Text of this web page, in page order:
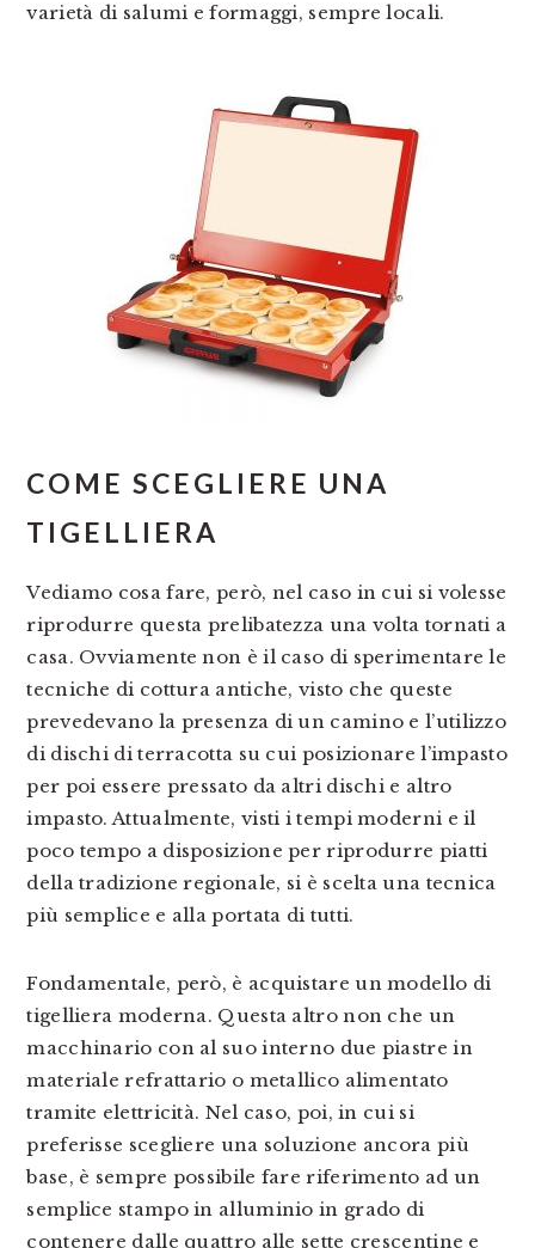
varietà di salumi e formaggi, sempre locali.
COME SCEGLIERE UNA
TIGELLIERA
Vediamo cosa fare, però, nel caso in cui si volesse
riprodurre questa prelibatezza una volta tornati a
casa. Ovviamente non è il caso di sperimentare le
tecniche di cottura antiche, visto che queste
prevedevano la presenza di un camino e l’utilizzo
di dischi di terracotta su cui posizionare l’impasto
per poi essere pressato da altri dischi e altro
impasto. Attualmente, visti i tempi moderni e il
poco tempo a disposizione per riprodurre piatti
della tradizione regionale, si è scelta una tecnica
più semplice e alla portata di tutti.
Fondamentale, però, è acquistare un modello di
tigelliera moderna. Questa altro non che un
macchinario con al suo interno due piastre in
materiale refrattario o metallico alimentato
tramite elettricità. Nel caso, poi, in cui si
preferisse scegliere una soluzione ancora più
base, è sempre possibile fare riferimento ad un
semplice stampo in alluminio in grado di
contenere dalle quattro alle sette crescentine e